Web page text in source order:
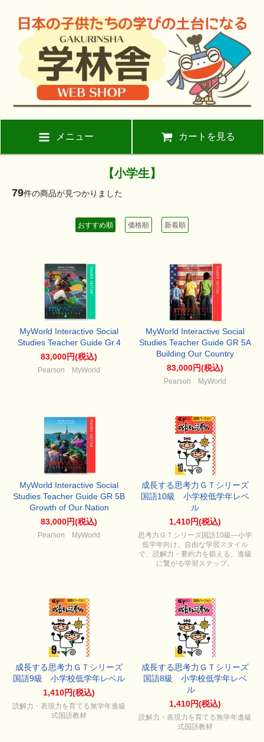
メニュー カートを見る
【小学生】
79件の商品が見つかりました
おすすめ順 価格順 新着順
MyWorld Interactive Social
Studies Teacher Guide Gr.4
83,000円(税込)
Pearson MyWorld
MyWorld Interactive Social
Studies Teacher Guide GR 5A
Building Our Country
83,000円(税込)
Pearson MyWorld
MyWorld Interactive Social
Studies Teacher Guide GR 5B
Growth of Our Nation
83,000円(税込)
Pearson MyWorld
成長する思考力ＧＴシリーズ
国語10級 小学校低学年レベ
ル
1,410円(税込)
思考力ＧＴシリーズ国語10級―小学
低学年向け。自由な学習スタイル
で、読解力・要約力を鍛える。進級
に繋がる学習ステップ。
成長する思考力ＧＴシリーズ
国語9級 小学校低学年レベル
1,410円(税込)
読解力・表現力を育てる無学年進級
式国語教材
成長する思考力ＧＴシリーズ
国語8級 小学校低学年レベ
ル
1,410円(税込)
読解力・表現力を育てる無学年進級
式国語教材